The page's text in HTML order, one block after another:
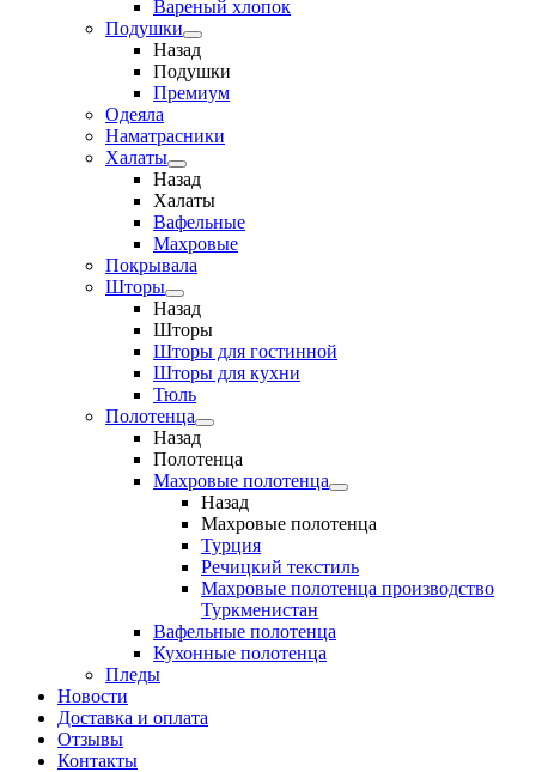
Вареный хлопок
Подушки
Назад
Подушки
Премиум
Одеяла
Наматрасники
Халаты
Назад
Халаты
Вафельные
Махровые
Покрывала
Шторы
Назад
Шторы
Шторы для гостинной
Шторы для кухни
Тюль
Полотенца
Назад
Полотенца
Махровые полотенца
Назад
Махровые полотенца
Турция
Речицкий текстиль
Махровые полотенца производство
Туркменистан
Вафельные полотенца
Кухонные полотенца
Пледы
Новости
Доставка и оплата
Отзывы
Контакты